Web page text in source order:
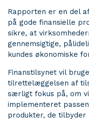
Rapporten er en del
på gode finansielle
sikre, at
gennemsigtige,
kundes økonomiske
Finanstilsynet vil
tilrettelæggelsen af
særligt fokus på, om
implementeret
produkter, de tilbyder